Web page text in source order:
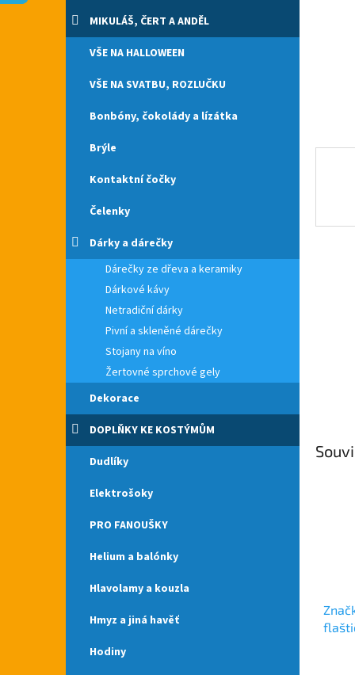
e
l
MIKULÁŠ, ČERT A ANDĚL
VŠE NA HALLOWEEN
VŠE NA SVATBU, ROZLUČKU
Bonbóny, čokolády a lízátka
Brýle
Kontaktní čočky
Čelenky
Dárky a dárečky
Dárečky ze dřeva a keramiky
Dárkové kávy
Netradiční dárky
Pivní a skleněné dárečky
Stojany na víno
Žertovné sprchové gely
Dekorace
DOPLŇKY KE KOSTÝMŮM
Dudlíky
Elektrošoky
PRO FANOUŠKY
Helium a balónky
Hlavolamy a kouzla
Hmyz a jiná havěť
Hodiny